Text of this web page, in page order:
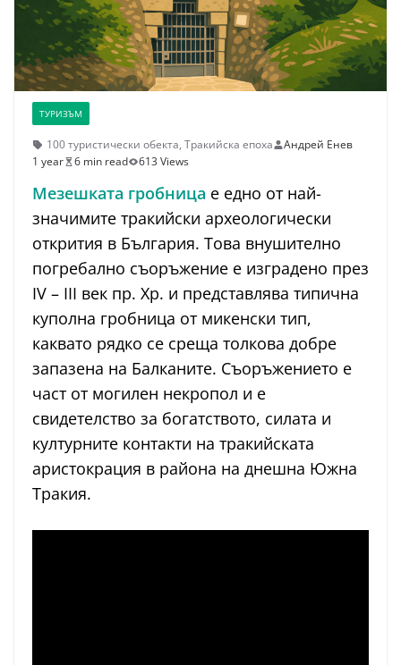
ТУРИЗЪМ
100 туристически обекта, Тракийска епоха
Андрей Енев
1 year
6 min read 613 Views
Мезешката гробница е едно от най-
значимите тракийски археологически
открития в България. Това внушително
погребално съоръжение е изградено през
IV – III век пр. Хр. и представлява типична
куполна гробница от микенски тип,
каквато рядко се среща толкова добре
запазена на Балканите. Съоръжението е
част от могилен некропол и е
свидетелство за богатството, силата и
културните контакти на тракийската
аристокрация в района на днешна Южна
Тракия.